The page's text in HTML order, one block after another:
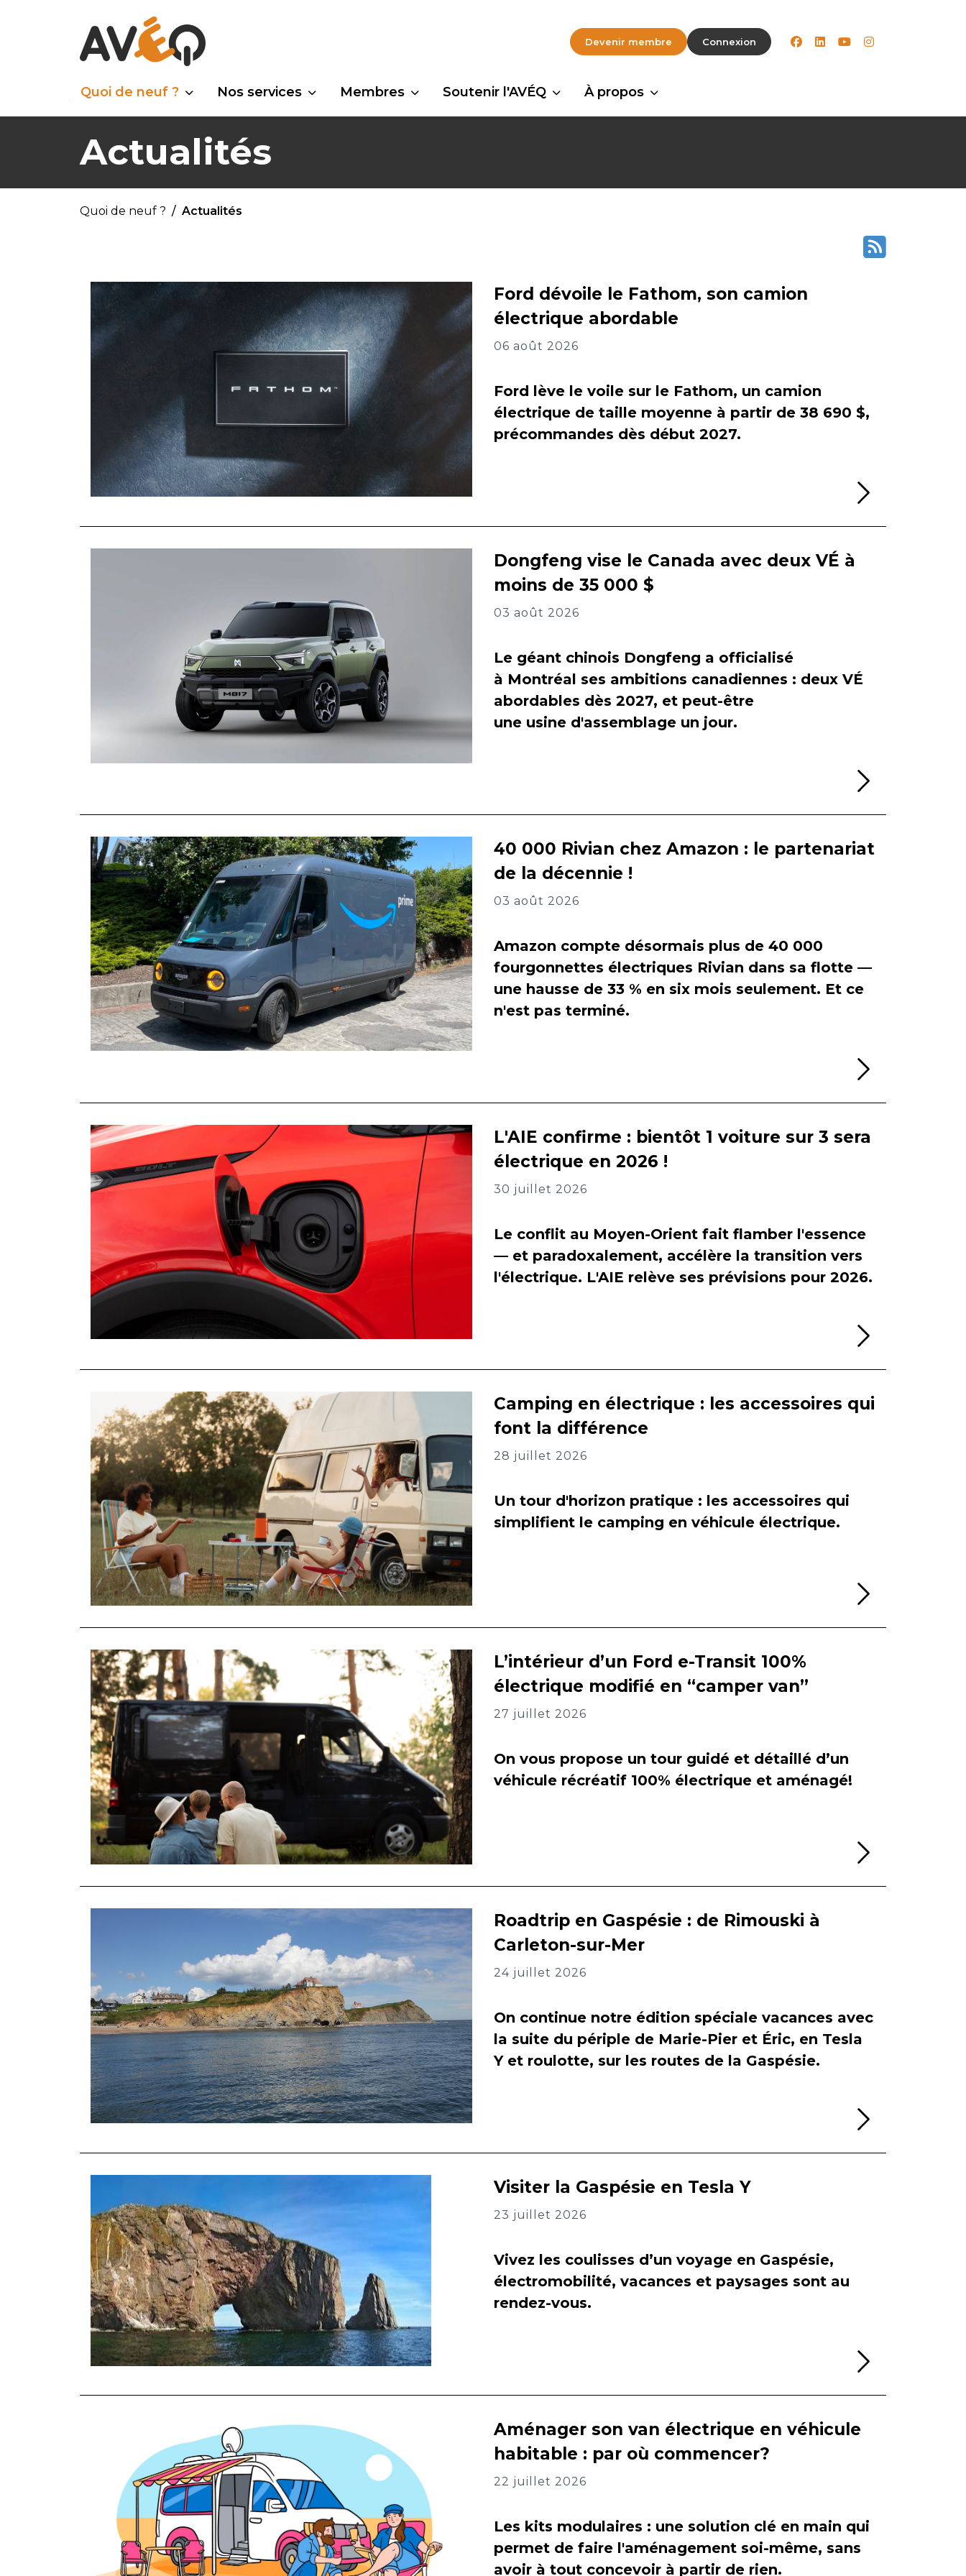
Devenir membre Connexion facebook
linkedinyoutubeinstagram
Quoi de neuf ? Nos services Membres Soutenir l'AVÉQ À propos
Actualités
Quoi de neuf ? Actualités
Ford dévoile le Fathom, son camion
électrique abordable
06 août 2026
Ford lève le voile sur le Fathom, un camion
électrique de taille moyenne à partir de 38 690 $,
précommandes dès début 2027.
Dongfeng vise le Canada avec deux VÉ à
moins de 35 000 $
03 août 2026
Le géant chinois Dongfeng a officialisé
à Montréal ses ambitions canadiennes : deux VÉ
abordables dès 2027, et peut-être
une usine d'assemblage un jour.
40 000 Rivian chez Amazon : le partenariat
de la décennie !
03 août 2026
Amazon compte désormais plus de 40 000
fourgonnettes électriques Rivian dans sa flotte —
une hausse de 33 % en six mois seulement. Et ce
n'est pas terminé.
L'AIE confirme : bientôt 1 voiture sur 3 sera
électrique en 2026 !
30 juillet 2026
Le conflit au Moyen-Orient fait flamber l'essence
— et paradoxalement, accélère la transition vers
l'électrique. L'AIE relève ses prévisions pour 2026.
Camping en électrique : les accessoires qui
font la différence
28 juillet 2026
Un tour d'horizon pratique : les accessoires qui
simplifient le camping en véhicule électrique.
L’intérieur d’un Ford e-Transit 100%
électrique modifié en “camper van”
27 juillet 2026
On vous propose un tour guidé et détaillé d’un
véhicule récréatif 100% électrique et aménagé!
Roadtrip en Gaspésie : de Rimouski à
Carleton-sur-Mer
24 juillet 2026
On continue notre édition spéciale vacances avec
la suite du périple de Marie-Pier et Éric, en Tesla
Y et roulotte, sur les routes de la Gaspésie.
Visiter la Gaspésie en Tesla Y
23 juillet 2026
Vivez les coulisses d’un voyage en Gaspésie,
électromobilité, vacances et paysages sont au
rendez-vous.
Aménager son van électrique en véhicule
habitable : par où commencer?
22 juillet 2026
Les kits modulaires : une solution clé en main qui
permet de faire l'aménagement soi-même, sans
avoir à tout concevoir à partir de rien.